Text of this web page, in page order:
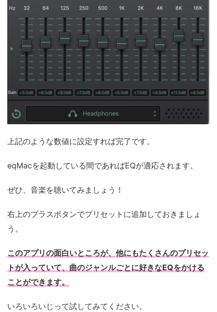
上記のような数値に設定すれば完了です。
eqMacを起動している間であればEQが適応されます。
ぜひ、音楽を聴いてみましょう！
右上のプラスボタンでプリセットに追加しておきましょ
う。
このアプリの面白いところが、他にもたくさんのプリセッ
トが入っていて、曲のジャンルごとに好きなEQをかける
ことができます。
いろいろいじって試してみてください。